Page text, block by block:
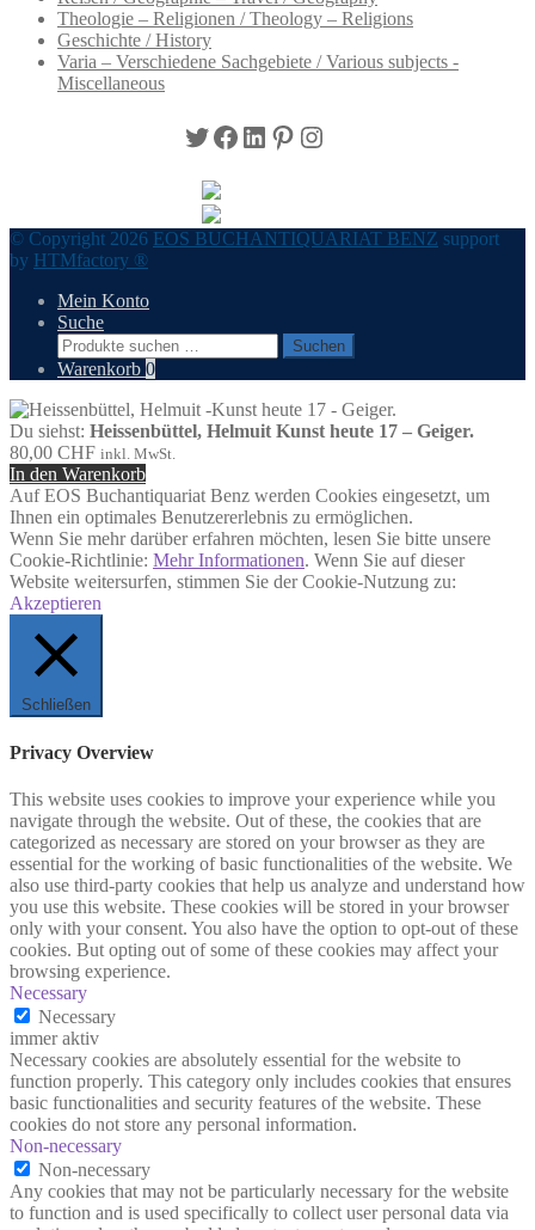
Theologie – Religionen / Theology – Religions
Geschichte / History
Varia – Verschiedene Sachgebiete / Various subjects -
Miscellaneous
Twitter
Facebook
LinkedIn
Pinterest
Instagram
© Copyright 2026 EOS BUCHANTIQUARIAT BENZ support
by HTMfactory ®
Mein Konto
Suche
Suchen
nach:
Suchen
Warenkorb 0
Du siehst: Heissenbüttel, Helmuit Kunst heute 17 – Geiger.
80,00 CHF inkl. MwSt.
In den Warenkorb
Auf EOS Buchantiquariat Benz werden Cookies eingesetzt, um
Ihnen ein optimales Benutzererlebnis zu ermöglichen.
Wenn Sie mehr darüber erfahren möchten, lesen Sie bitte unsere
Cookie-Richtlinie: Mehr Informationen. Wenn Sie auf dieser
Website weitersurfen, stimmen Sie der Cookie-Nutzung zu:
Akzeptieren
Schließen
Privacy Overview
This website uses cookies to improve your experience while you
navigate through the website. Out of these, the cookies that are
categorized as necessary are stored on your browser as they are
essential for the working of basic functionalities of the website. We
also use third-party cookies that help us analyze and understand how
you use this website. These cookies will be stored in your browser
only with your consent. You also have the option to opt-out of these
cookies. But opting out of some of these cookies may affect your
browsing experience.
Necessary
Necessary
immer aktiv
Necessary cookies are absolutely essential for the website to
function properly. This category only includes cookies that ensures
basic functionalities and security features of the website. These
cookies do not store any personal information.
Non-necessary
Non-necessary
Any cookies that may not be particularly necessary for the website
to function and is used specifically to collect user personal data via